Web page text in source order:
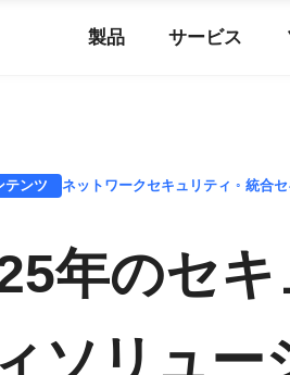
製品 サービス
テンツ ネットワークセキュリティ ◦ 統合
年のセ
ソリュー